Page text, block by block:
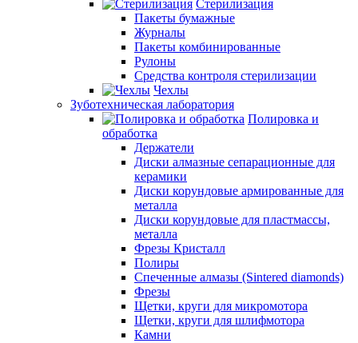
Стерилизация
Пакеты бумажные
Журналы
Пакеты комбинированные
Рулоны
Средства контроля стерилизации
Чехлы
Зуботехническая лаборатория
Полировка и
обработка
Держатели
Диски алмазные сепарационные для
керамики
Диски корундовые армированные для
металла
Диски корундовые для пластмассы,
металла
Фрезы Кристалл
Полиры
Спеченные алмазы (Sintered diamonds)
Фрезы
Щетки, круги для микромотора
Щетки, круги для шлифмотора
Камни